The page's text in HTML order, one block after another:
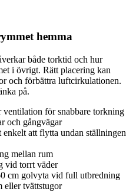
hemma
både torktid och hur
i övrigt. Rätt placering kan
och förbättra luftcirkulationen.
på.
ventilation för snabbare torkning
och gångvägar
att flytta undan ställningen
mellan rum
vid torrt väder
cm golvyta vid full utbredning
eller tvättstugor